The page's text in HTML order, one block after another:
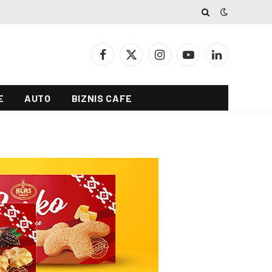
Facebook
X
InstagramYouTubeLinkedIn
AUTO BIZNIS CAFE